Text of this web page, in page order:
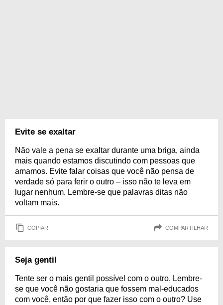
Evite se exaltar
Não vale a pena se exaltar durante uma briga, ainda
mais quando estamos discutindo com pessoas que
amamos. Evite falar coisas que você não pensa de
verdade só para ferir o outro – isso não te leva em
lugar nenhum. Lembre-se que palavras ditas não
voltam mais.
COPIAR COMPARTILHAR
Seja gentil
Tente ser o mais gentil possível com o outro. Lembre-
se que você não gostaria que fossem mal-educados
com você, então por que fazer isso com o outro? Use